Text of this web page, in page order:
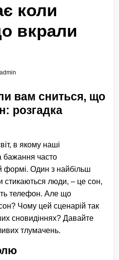
коли
вкрали
admin
вам сниться, що
розгадка
в якому наші
бажання часто
формі. Один з найбільш
стикаються люди, – це сон,
телефон. Але що
Чому цей сценарій так
сновидіннях? Давайте
тлумачень.